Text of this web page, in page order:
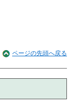
ページの先頭へ戻る